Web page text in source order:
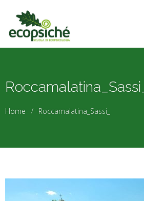
Roccamalatina_Sassi_
Home Roccamalatina_Sassi_